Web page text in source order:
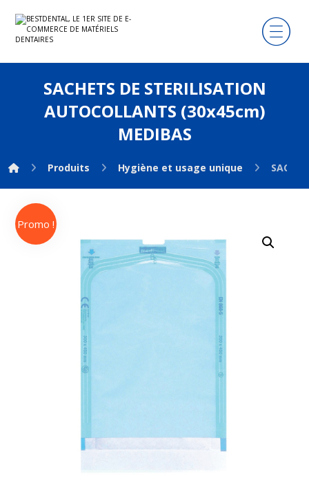
SACHETS DE STERILISATION
AUTOCOLLANTS (30x45cm)
MEDIBAS
Produits Hygiène et usage unique
Agrandir l'image
Promo !